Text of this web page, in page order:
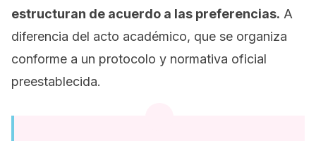
estructuran de acuerdo a las preferencias. A
diferencia del acto académico, que se organiza
conforme a un protocolo y normativa oficial
preestablecida.